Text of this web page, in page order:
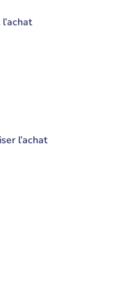
l’achat